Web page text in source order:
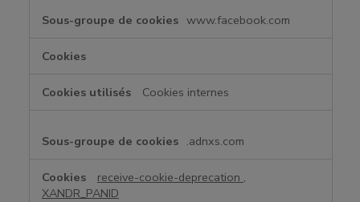
www.facebook.com
Cookies internes
.adnxs.com
receive-cookie-deprecation ,
XANDR_PANID